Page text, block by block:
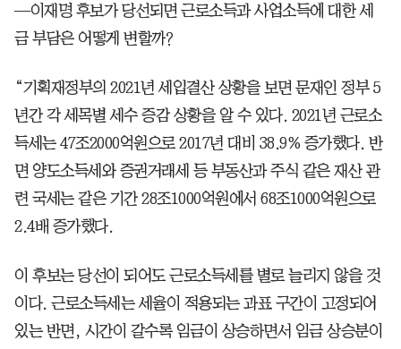
—이재명 후보가 당선되면 근로소득과 사업소득에 대한 세
금 부담은 어떻게 변할까?
“기획재정부의 2021년 세입결산 상황을 보면 문재인 정부 5
년간 각 세목별 세수 증감 상황을 알 수 있다. 2021년 근로소
득세는 47조2000억원으로 2017년 대비 38.9% 증가했다. 반
면 양도소득세와 증권거래세 등 부동산과 주식 같은 재산 관
련 국세는 같은 기간 28조1000억원에서 68조1000억원으로
2.4배 증가했다.
이 후보는 당선이 되어도 근로소득세를 별로 늘리지 않을 것
이다. 근로소득세는 세율이 적용되는 과표 구간이 고정되어
있는 반면, 시간이 갈수록 임금이 상승하면서 임금 상승분이